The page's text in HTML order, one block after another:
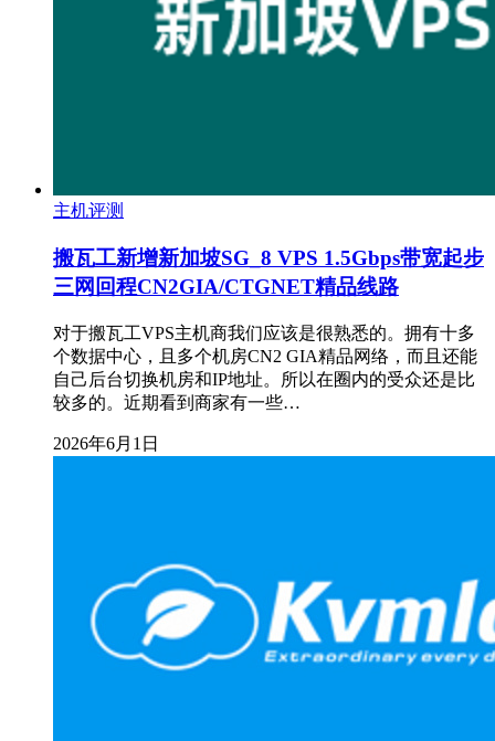
主机评测
搬瓦工新增新加坡SG_8 VPS 1.5Gbps带宽起步
三网回程CN2GIA/CTGNET精品线路
对于搬瓦工VPS主机商我们应该是很熟悉的。拥有十多
个数据中心，且多个机房CN2 GIA精品网络，而且还能
自己后台切换机房和IP地址。所以在圈内的受众还是比
较多的。近期看到商家有一些…
2026年6月1日